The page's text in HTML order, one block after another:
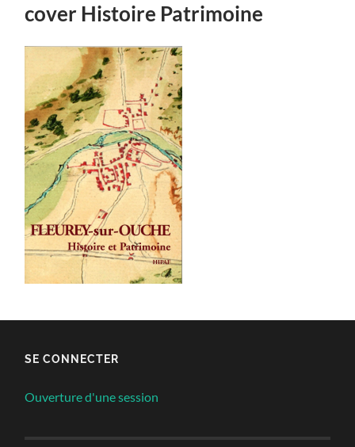
cover Histoire Patrimoine
SE CONNECTER
Ouverture d'une session